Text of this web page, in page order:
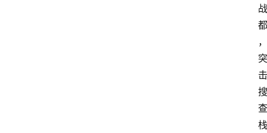
战
都
，
突
击
搜
查
栈